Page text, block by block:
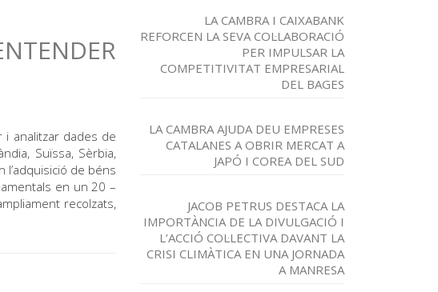
i analitzar dades de
Suïssa, Sèrbia,
l’adquisició de béns
en un 20 –
recolzats,
LA CAMBRA I CAIXABANK
REFORCEN LA SEVA COL·LABORACIÓ
PER IMPULSAR LA
COMPETITIVITAT EMPRESARIAL
DEL BAGES
LA CAMBRA AJUDA DEU EMPRESES
CATALANES A OBRIR MERCAT A
JAPÓ I COREA DEL SUD
JACOB PETRUS DESTACA LA
IMPORTÀNCIA DE LA DIVULGACIÓ I
L’ACCIÓ COL·LECTIVA DAVANT LA
CRISI CLIMÀTICA EN UNA JORNADA
A MANRESA